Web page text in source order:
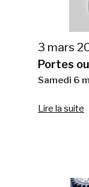
3 mars
Portes
Samedi 6
Lire la suite